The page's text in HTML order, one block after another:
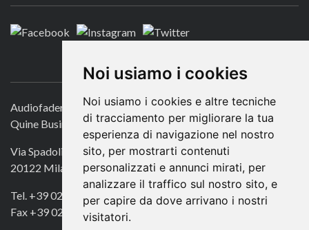
Noi usiamo i cookies
Noi usiamo i cookies e altre tecniche
di tracciamento per migliorare la tua
esperienza di navigazione nel nostro
sito, per mostrarti contenuti
personalizzati e annunci mirati, per
analizzare il traffico sul nostro sito, e
per capire da dove arrivano i nostri
visitatori.
CONTATTACI
Audiofader.com
Quine Business Publisher
Via Spadolini 7
20122 Milano
Tel. +39 02 49756990
Fax +39 02 72016740